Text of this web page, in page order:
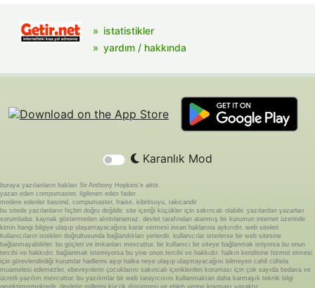
istatistikler
yardım / hakkında
Karanlık Mod
buraya yazılanların hakları Sir Anthony Hopkins'e aittir.
yazan eden compumaster, ilgilenen eden fader
modere edenler basond, compumaster, fraise, kibritsuyu, rakicandir
bu sitede yazılanların hiçbiri doğru değildir. site içeriği küçükler için sakıncalı olabilir. yazılardan yazarları
sorumludur. kaynak göstermeden alıntılanamaz. devlet tarafından atanmış bir kurumun internet üzerinde
kimin hangi bilgiye ulaşıp ulaşamayacağına karar vermesi insan haklarına aykırıdır. web siteleri
kullanıcıların istekleri doğrultusunda bağlandıkları yerlerdir. kullanıcılar isterlerse bir web sitesine
bağlanmayabilirler. bu güçleri ve imkanları mevcuttur. bir kullanıcı bir siteye bağlanmak istiyorsa bu onun
tercihi ve hakkıdır. bağlanmak istemiyorsa bu yine onun tercihi ve hakkıdır. halkın kendisine hizmet etmesi
için görevlendirdiği kurumlar hadlerini aşıp halka neye ulaşıp ulaşmayacağını bilmeyen cahil cühela
muamelesi edemezler. ebeveynlerin çocuklarını sakıncalı içeriklerden koruması için çok sayıda bedava ve
ücretli yazılım mevcuttur. bu yazılımlar bir web tarayıcısını kullanmaktan daha karmaşık teknik bilgi
gerektirmemektedir. devletin milletini küçük düşürmesi ve ebleh yerine koyması yasaktır.